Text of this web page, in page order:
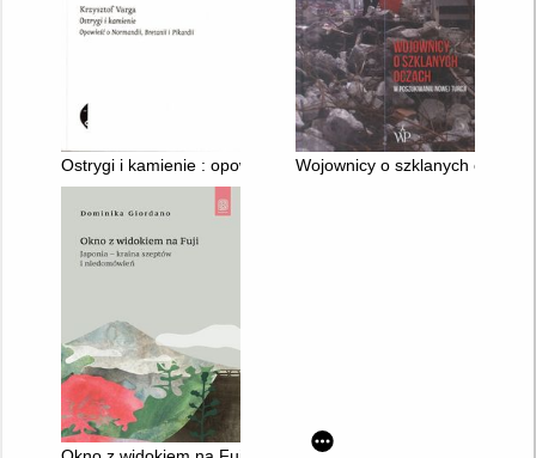
Ostrygi i kamienie : opowieść o Normandii, Bretanii i Pikardii
Wojownicy o szklanych